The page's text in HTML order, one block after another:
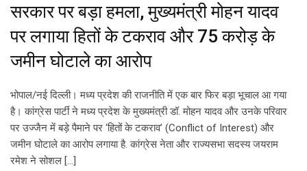
सरकार पर बड़ा हमला, मुख्यमंत्री मोहन यादव
पर लगाया हितों के टकराव और 75 करोड़ के
जमीन घोटाले का आरोप
भोपाल/नई दिल्ली। मध्य प्रदेश की राजनीति में एक बार फिर बड़ा भूचाल आ गया
है। कांग्रेस पार्टी ने मध्य प्रदेश के मुख्यमंत्री डॉ. मोहन यादव और उनके परिवार
पर उज्जैन में बड़े पैमाने पर ‘हितों के टकराव’ (Conflict of Interest) और
जमीन घोटाले का आरोप लगाया है. कांग्रेस नेता और राज्यसभा सदस्य जयराम
रमेश ने सोशल […]